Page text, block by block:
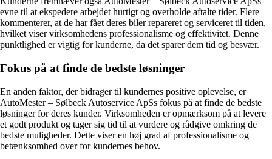
evne til at ekspedere arbejdet hurtigt og overholde aftalte tider. Flere
kommenterer, at de har fået deres biler repareret og serviceret til tiden,
hvilket viser virksomhedens professionalisme og effektivitet. Denne
punktlighed er vigtig for kunderne, da det sparer dem tid og besvær.
Fokus på at finde de bedste løsninger
En anden faktor, der bidrager til kundernes positive oplevelse, er
AutoMester – Sølbeck Autoservice ApSs fokus på at finde de bedste
løsninger for deres kunder. Virksomheden er opmærksom på at levere
et godt produkt og tager sig tid til at vurdere og rådgive omkring de
bedste muligheder. Dette viser en høj grad af professionalisme og
betænksomhed over for kundernes behov.